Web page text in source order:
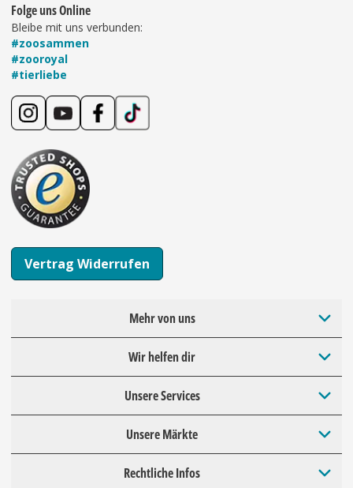
Folge uns Online
Bleibe mit uns verbunden:
#zoosammen
#zooroyal
#tierliebe
Vertrag Widerrufen
Mehr von uns
Wir helfen dir
Unsere Services
Unsere Märkte
Rechtliche Infos